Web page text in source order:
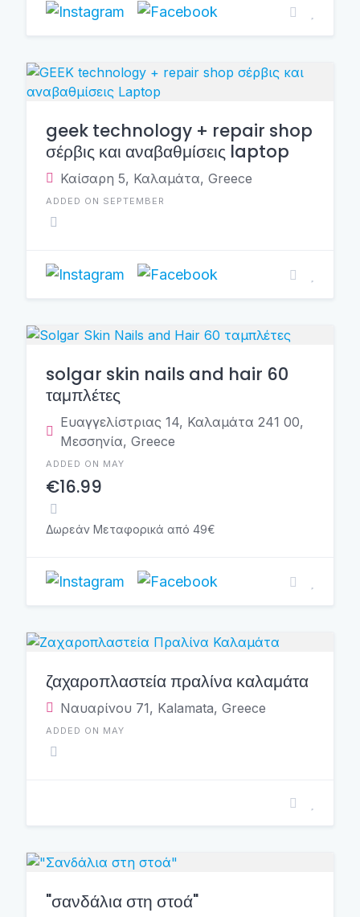
geek technology + repair shop
σέρβις και αναβαθμίσεις laptop
Καίσαρη 5, Καλαμάτα, Greece
ADDED ON SEPTEMBER
solgar skin nails and hair 60
ταμπλέτες
Ευαγγελίστριας 14, Καλαμάτα 241 00,
Μεσσηνία, Greece
ADDED ON MAY
€16.99
Δωρεάν Μεταφορικά από 49€
ζαχαροπλαστεία πραλίνα καλαμάτα
Ναυαρίνου 71, Kalamata, Greece
ADDED ON MAY
"σανδάλια στη στοά"